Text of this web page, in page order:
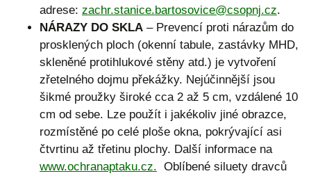
adrese: zachr.stanice.bartosovice@csopnj.cz.
NÁRAZY DO SKLA – Prevencí proti nárazům do
prosklených ploch (okenní tabule, zastávky MHD,
skleněné protihlukové stěny atd.) je vytvoření
zřetelného dojmu překážky. Nejúčinnější jsou
šikmé proužky široké cca 2 až 5 cm, vzdálené 10
cm od sebe. Lze použít i jakékoliv jiné obrazce,
rozmístěné po celé ploše okna, pokrývající asi
čtvrtinu až třetinu plochy. Další informace na
www.ochranaptaku.cz. Oblíbené siluety dravců